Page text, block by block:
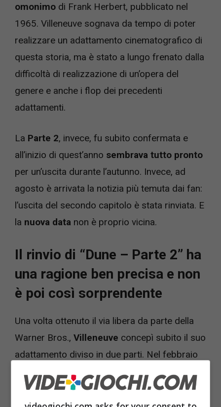
omonimo di Frank Herbert, pubblicato nel
1965. Villeneuve sognava da tempo di poter
realizzare un adattamento cinematografico di
questa storia, ma è stato a lungo frenato dalla
difficoltà di realizzazione di un’opera del
genere e anche i flop dei precedenti
adattamenti.
La Parte 2, invece, fu subito confermata e
all’inizio di quest’anno sembrava tutto pronto
per un’uscita durante l’autunno. Invece, ad
agosto è arrivata la notizia più temuta dai fan:
l’uscita del secondo capitolo è stata rinviata. E
la nuova data non è proprio vicina.
Il rinvio di “Dune – Parte 2” ha
una ragione ben precisa e non
è poi così sorprendente
Una volta ottenuto il via libera da parte della
Warner Bros., Villeneuve concepì subito il suo
adattamento diviso in due parti. Nel febbraio
dichiarò di aver scritto una sceneggiatura
completa per il potenziale sequel e, in seguito